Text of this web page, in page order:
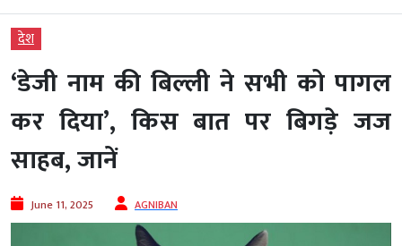
देश
‘डेजी नाम की बिल्ली ने सभी को पागल
कर दिया’, किस बात पर बिगड़े जज
साहब, जानें
June 11, 2025 AGNIBAN